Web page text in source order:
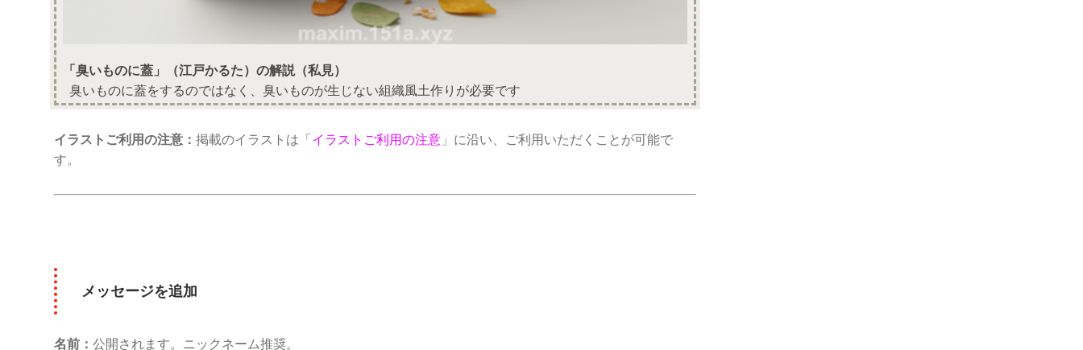
「臭いものに蓋」（江戸かるた）の解説（私見）
臭いものに蓋をするのではなく、臭いものが生じない組織風土作りが必要です
イラストご利用の注意： 掲載のイラストは「 イラストご利用の注意 」に沿い、ご利用いただくことが可能で
す。
メッセージを追加
名前： 公開されます。ニックネーム推奨。